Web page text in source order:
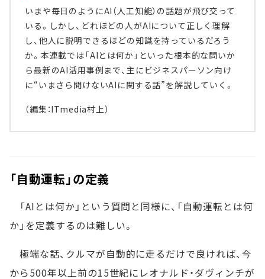
いまや毎日のようにAI（人工知能）の話題が飛び交って
いる。しかし、どれほどの人がAIについて正しく理解
し、他人に説明できるほどの知識を持っているだろう
か。本連載では「AIとは何か」といった根本的な問いか
ら最新のAI活用事例まで、主にビジネスパーソン向け
に“いまさら聞けないAIに関する話”を解説していく。
（編集：ITmedia村上）
「自動運転」の定義
「AIとは何か」という質問と同様に、「自動運転とは何
か」を定義するのは難しい。
極端な話、クルマが自動的に走るだけで良ければ、今
から500年以上前の15世紀にレオナルド・ダヴィンチが